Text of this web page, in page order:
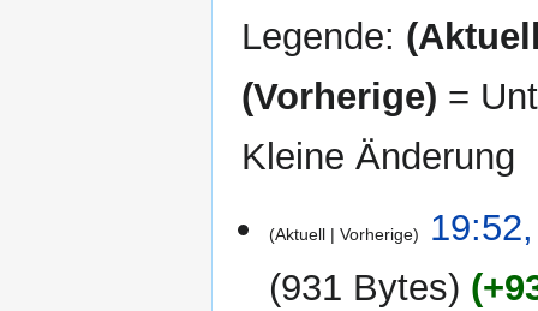
Legende:
(Vorherige) =
Kleine Änderung
August
2013
Aktuell Vorherige
931 Bytes